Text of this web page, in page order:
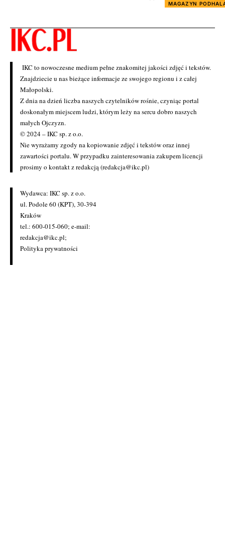
MAGAZYN
IKC to nowoczesne medium pełne znakomitej jakości zdjęć i tekstów.
Znajdziecie u nas bieżące informacje ze swojego regionu i z całej
Małopolski.
Z dnia na dzień liczba naszych czytelników rośnie, czyniąc portal
doskonałym miejscem ludzi, którym leży na sercu dobro naszych
małych Ojczyzn.
© 2024 – IKC sp. z o.o.
Nie wyrażamy zgody na kopiowanie zdjęć i tekstów oraz innej
zawartości portalu. W przypadku zainteresowania zakupem licencji
prosimy o kontakt z redakcją (redakcja@ikc.pl)
Wydawca: IKC sp. z o.o.
ul. Podole 60 (KPT), 30-394
Kraków
tel.: 600-015-060; e-mail:
redakcja@ikc.pl;
Polityka prywatności